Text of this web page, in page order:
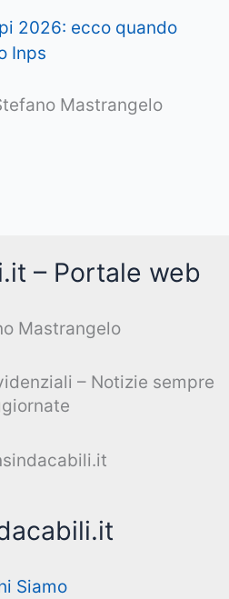
2026: ecco quando
Inps
Mastrangelo
– Portale web
Mastrangelo
– Notizie sempre
Siamo